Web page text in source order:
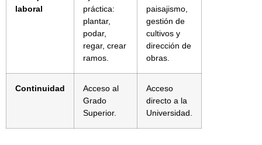
laboral
práctica:
plantar,
podar,
regar, crear
ramos.
paisajismo,
gestión de
cultivos y
dirección de
obras.
Continuidad
Acceso al
Grado
Superior.
Acceso
directo a la
Universidad.